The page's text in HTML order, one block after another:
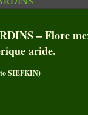
– Flore
aride.
SIEFKIN)